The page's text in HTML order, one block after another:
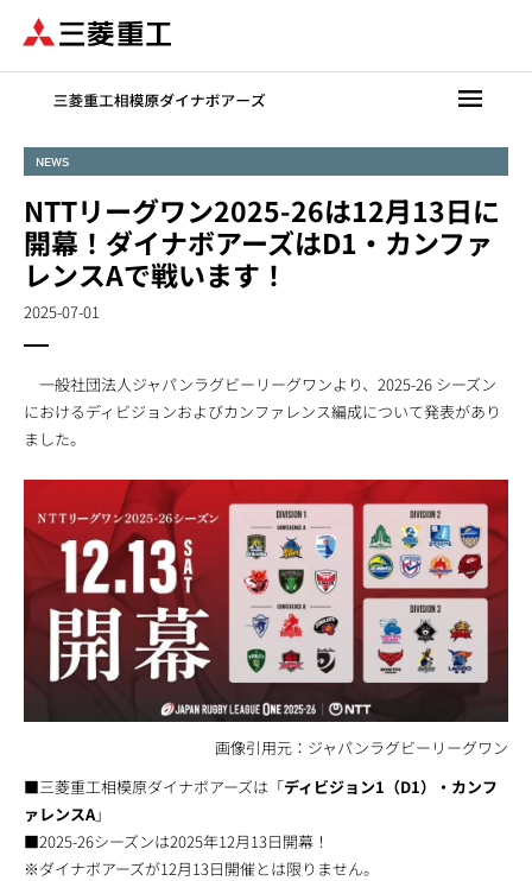
ン
NEWS
NTTリーグワン2025-26は12月13日に
開幕！ダイナボアーズはD1・カンファ
レンスAで戦います！
2025-07-01
一般社団法人ジャパンラグビーリーグワンより、2025-26 シーズン
におけるディビジョンおよびカンファレンス編成について発表があり
ました。
画像引用元：ジャパンラグビーリーグワン
■三菱重工相模原ダイナボアーズは「ディビジョン1（D1）・カンフ
ァレンスA」
■2025-26シーズンは2025年12月13日開幕！
※ダイナボアーズが12月13日開催とは限りません。